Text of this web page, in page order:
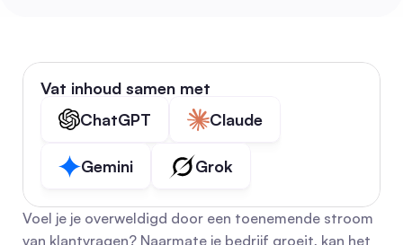
Vat inhoud samen met
ChatGPT
Claude
Gemini Grok
Voel je je overweldigd door een toenemende stroom
van klantvragen? Naarmate je bedrijf groeit, kan het